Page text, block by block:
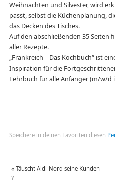
Weihnachten und Silvester, wird
passt, selbst die Küchenplanung,
das Decken des Tisches.
Auf den abschließenden 35 Seiten
aller Rezepte.
„Frankreich – Das Kochbuch“ ist
Inspiration für die
Lehrbuch für alle Anfänger (m/w/d
Speichere in deinen Favoriten diesen
« Täuscht Aldi-Nord seine Kunden
?